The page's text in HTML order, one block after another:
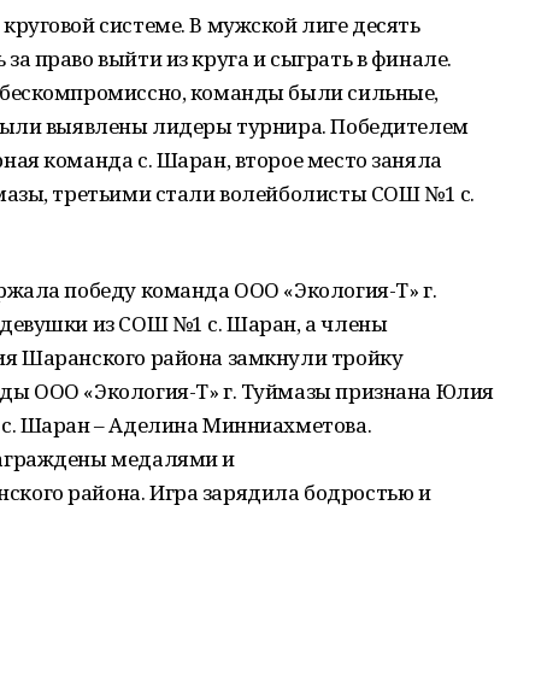
системе. В мужской лиге десять
право выйти из круга и сыграть в финале.
команды были сильные,
выявлены лидеры турнира. Победителем
команда с. Шаран, второе место заняла
третьими стали волейболисты СОШ №1 с.
победу команда ООО «Экология-Т» г.
из СОШ №1 с. Шаран, а члены
Шаранского района замкнули тройку
ООО «Экология-Т» г. Туймазы признана Юлия
Шаран – Аделина Минниахметова.
медалями и
района. Игра зарядила бодростью и